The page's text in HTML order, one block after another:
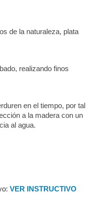
de la naturaleza, plata
realizando finos
en el tiempo, por tal
a la madera con un
al agua.
VER INSTRUCTIVO